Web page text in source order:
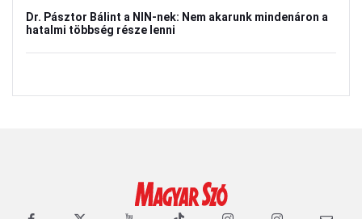
Dr. Pásztor Bálint a NIN-nek: Nem akarunk mindenáron a
hatalmi többség része lenni